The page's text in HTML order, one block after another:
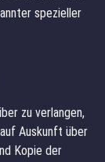
spezieller
zu verlangen,
Auskunft über
Kopie der